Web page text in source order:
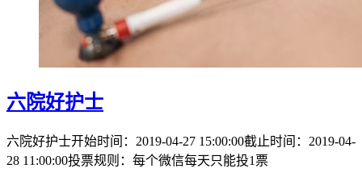
六院好护士
六院好护士开始时间：2019-04-27 15:00:00截止时间：2019-04-
28 11:00:00投票规则：每个微信每天只能投1票